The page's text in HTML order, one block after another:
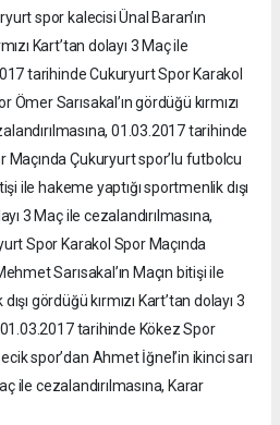
spor kalecisi Ünal Baran’ın
Kart’tan dolayı 3 Maç ile
tarihinde Cukuryurt Spor Karakol
Sarısakal’ın gördüğü kırmızı
01.03.2017 tarihinde
Maçında Çukuryurt spor’lu futbolcu
ile hakeme yaptığı sportmenlik dışı
3 Maç ile cezalandırılmasına,
Spor Karakol Spor Maçında
Sarısakal’ın Maçın bitişi ile
gördüğü kırmızı Kart’tan dolayı 3
01.03.2017 tarihinde Kökez Spor
spor’dan Ahmet İğnel’in ikinci sarı
ile cezalandırılmasına, Karar